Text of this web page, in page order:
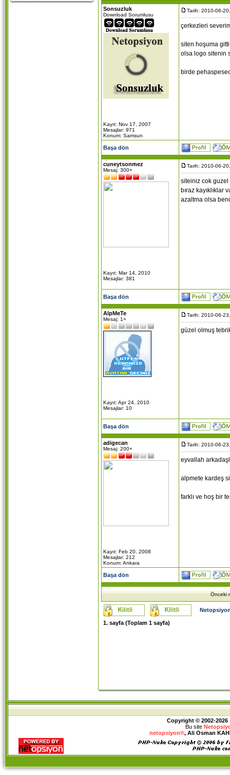
Sonsuzluk
Download Sorumlusu
Kayıt: Nov 17, 2007
Mesajlar: 971
Konum: Samsun
Tarih: 2010-06-
çerkezleri
siten hoşuma
olsa logo sitenin
birde
Başa dön
cuneytsonmez
Mesaj: 300+
Kayıt: Mar 14, 2010
Mesajlar: 381
Tarih: 2010-06-
siteiniz cok guzel
bıraz kayıklıklar
azaltma olsa
Başa dön
AlpMeTe
Mesaj: 1+
Kayıt: Apr 24, 2010
Mesajlar: 10
Tarih: 2010-06-
güzel olmuş
Başa dön
adigecan
Mesaj: 200+
Kayıt: Feb 20, 2008
Mesajlar: 212
Konum: Ankara
Tarih: 2010-06-
eyvallah
alpmete kardeş
farklı ve hoş bir
Başa dön
Önceki
1. sayfa (Toplam 1 sayfa)
Copyright © 2002-2026
Bu site
netopsiyon®, Ali Osman